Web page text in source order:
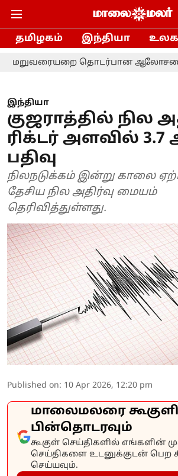
தமிழகம் இந்தியா
தொடர்பான ஆலோசனை: தமிழக
இந்தியா
குஜராத்தில் நில
ரிக்டர் அளவில்
பதிவு
நிலநடுக்கம் இன்று காலை
தேசிய நில அதிர்வு மையம்
தெரிவித்துள்ளது.
Published on: 10 Apr 2026, 12:20 pm
மாலைமலரை
பின்தொடரவும்
கூகுள் செய்திகளில் எங்களின்
செய்திகளை உடனுக்குடன் பெற
செய்யவும்.